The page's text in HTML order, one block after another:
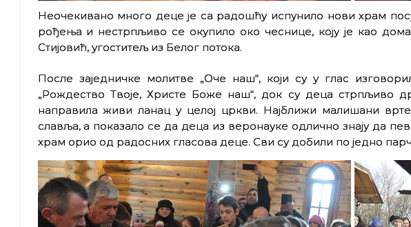
Неочекивано много деце је са радошћу испунило нови храм
рођења и нестрпљиво се окупило око чеснице, коју је као
Стијовић, угоститељ из Белог потока.
После заједничке молитве „Оче наш“, који су у глас
„Рождество Твоје, Христе Боже наш“, док су деца стрпљиво
направила живи ланац у целој цркви. Најближи малишани
славља, а показало се да деца из веронауке одлично знају да
храм орио од радосних гласова деце. Сви су добили по једно